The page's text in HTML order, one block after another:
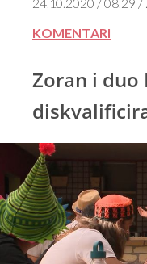
24.10.2020 / 08:29 /
KOMENTARI
Zoran i duo